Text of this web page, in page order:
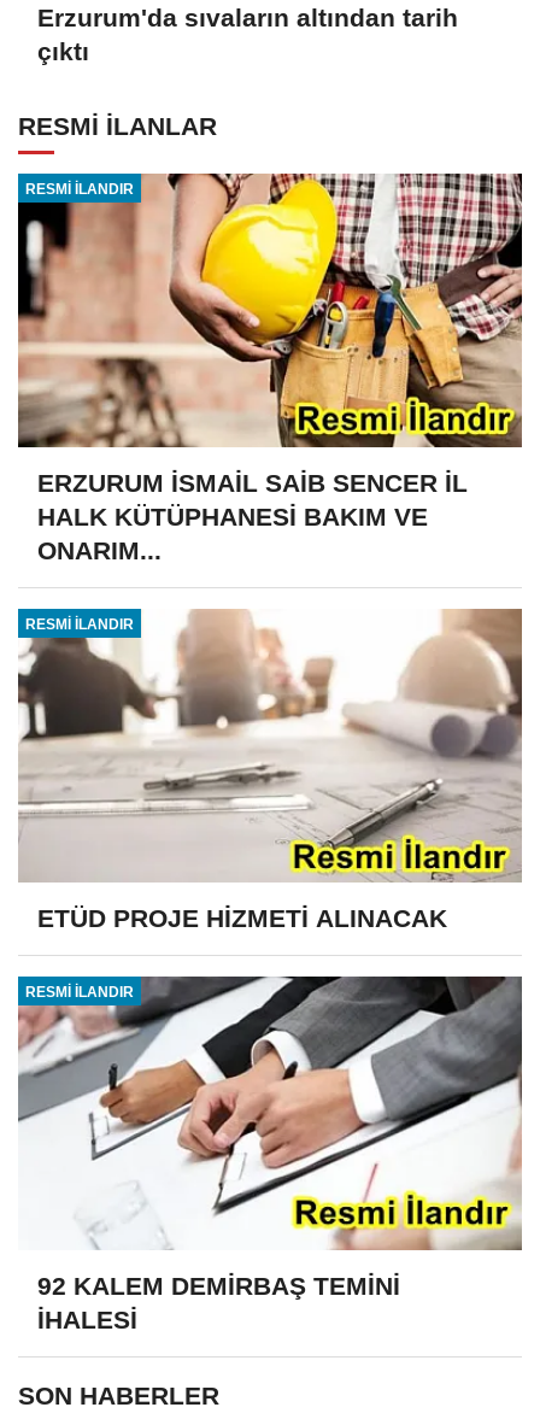
Erzurum'da sıvaların altından tarih
çıktı
RESMİ İLANLAR
RESMİ İLANDIR
ERZURUM İSMAİL SAİB SENCER İL
HALK KÜTÜPHANESİ BAKIM VE
ONARIM...
RESMİ İLANDIR
ETÜD PROJE HİZMETİ ALINACAK
RESMİ İLANDIR
92 KALEM DEMİRBAŞ TEMİNİ
İHALESİ
SON HABERLER